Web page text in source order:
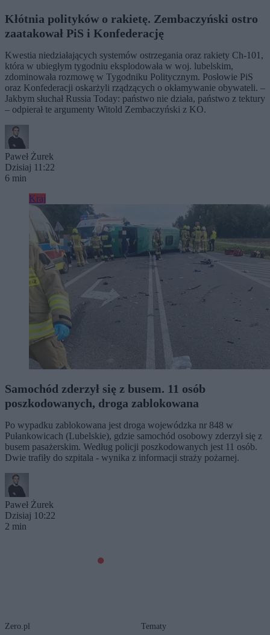
Kłótnia polityków o rakietę. Zembaczyński ostro
zaatakował PiS i Konfederację
Kwestia niedziałających systemów ostrzegania oraz rakiety Ch-101,
która w ubiegłym tygodniu eksplodowała w woj. lubelskim,
zdominowała rozmowę w Tygodniku Politycznym. Posłowie PiS
oraz Konfederacji oskarżyli rządzących o okłamywanie obywateli. –
Jakbym słuchał Russia Today: państwo nie działa, państwo z tektury
– odpierał te argumenty Witold Zembaczyński z KO.
Paweł Żurek
Dzisiaj 11:22
6 min
Kraj
Samochód zderzył się z busem. 11 osób
poszkodowanych, droga zablokowana
Po wypadku zablokowana jest droga wojewódzka nr 848 w
Pułankowicach (Lubelskie), gdzie samochód osobowy zderzył się z
busem pasażerskim. Według policji poszkodowanych jest 11 osób.
Dwie trafiły do szpitala - wynika z informacji straży pożarnej.
Paweł Żurek
Dzisiaj 10:22
2 min
Zero.pl Tematy